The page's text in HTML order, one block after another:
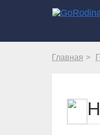
Главная